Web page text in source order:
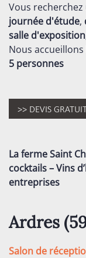
Vous
journée d'étude,
salle d'exposition
Nous
5 personnes
La ferme Saint
cocktails – Vins
entreprises
Ardres
Salon de